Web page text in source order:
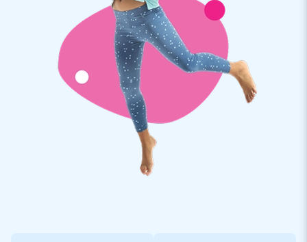
JB Inflatables: sterke kwaliteit én garantie
Onze opblaaspoppen, ook deze opblaasbare Sarah
verpleegster, worden gemaakt van sterk, hoge kwaliteit PVC.
De poppen zijn op meerdere punten verstevigd en meervoudig
gestikt. Dit betekent dat ze lang meegaan en dat ze ook nog
eens heel gemakkelijk zijn schoon te maken. Natuurlijk
ontvang je op deze Sarah opblaaspop garantie. Is er iets mis,